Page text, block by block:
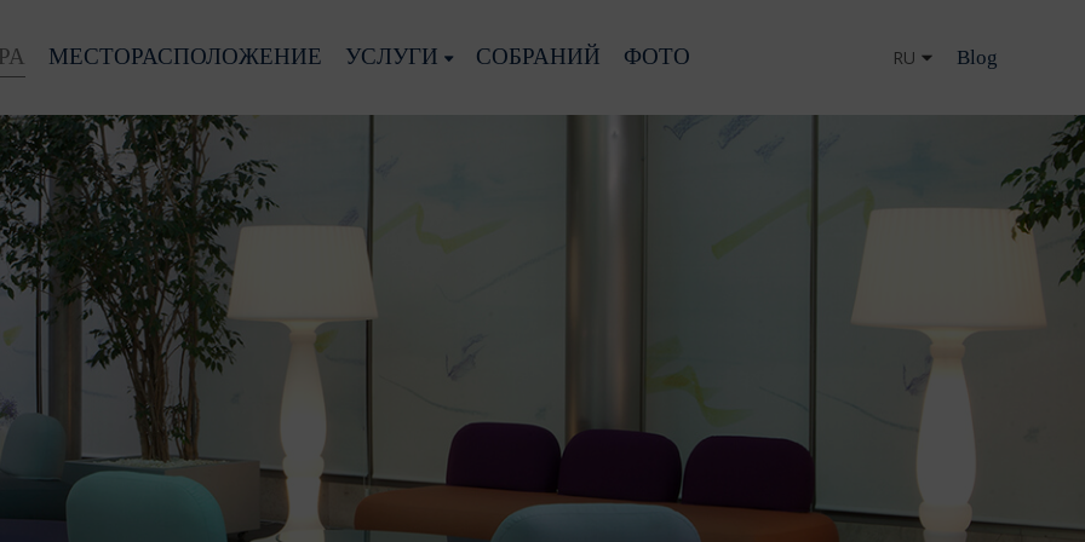
МЕСТОРАСПОЛОЖЕНИЕ УСЛУГИ СОБРАНИЙ ФОТО Blog